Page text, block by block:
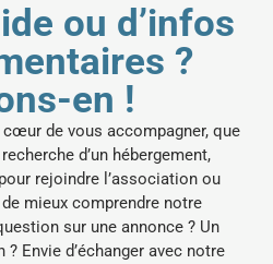
ou d’infos
?
en !
de vous accompagner, que
d’un hébergement,
rejoindre l’association ou
mieux comprendre notre
sur une annonce ? Un
Envie d’échanger avec notre